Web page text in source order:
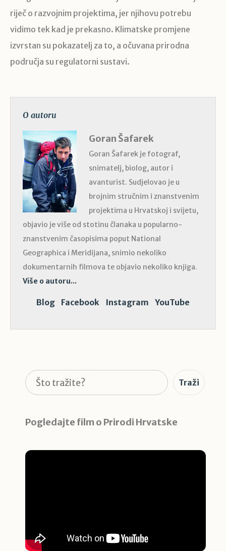
riječ o razvojnim projektima, jer njihovu potrebu
vidimo tek kad je prekasno. Klimatske promjene
izvrstan su pokazatelj za to, a očuvana prirodna
područja su regulatorni sustavi.
O autoru
Goran Šafarek
Goran Šafarek je fotograf,
snimatelj, biolog, autor i
avanturist. Sudjelovao je u
brojnim stručnim i znanstvenim
projektima u Hrvatskoj i svijetu,
objavio je više od stotinu članaka u popularno-
znanstvenim časopisima poput National
Geographica i Meridijana, snimio nekoliko
dokumentarnih filmova te objavio nekoliko knjiga.
Više o autoru...
Blog Facebook Instagram YouTube
Pretraga Traži
Pogledajte film o Prirodi Hrvatske